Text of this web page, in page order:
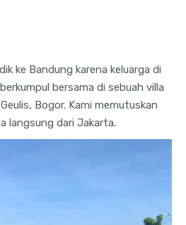
ke Bandung karena keluarga di
bersama di sebuah villa
Bogor. Kami memutuskan
langsung dari Jakarta.